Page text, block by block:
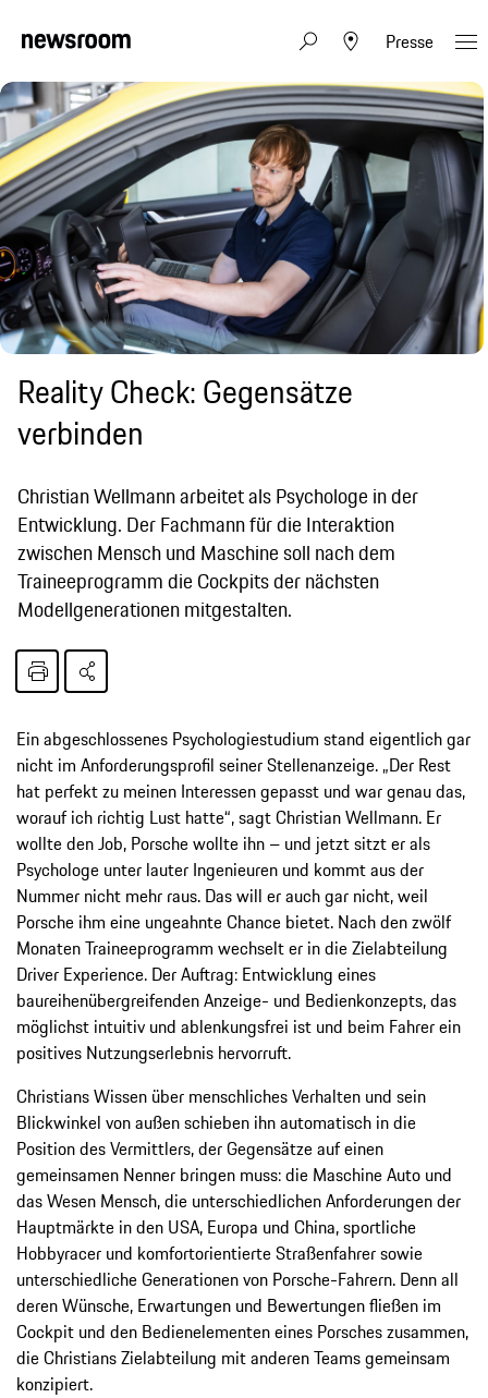
Presse
Reality Check: Gegensätze
verbinden
Christian Wellmann arbeitet als Psychologe in der
Entwicklung. Der Fachmann für die Interaktion
zwischen Mensch und Maschine soll nach dem
Traineeprogramm die Cockpits der nächsten
Modellgenerationen mitgestalten.
Ein abgeschlossenes Psychologiestudium stand eigentlich gar
nicht im Anforderungsprofil seiner Stellenanzeige. „Der Rest
hat perfekt zu meinen Interessen gepasst und war genau das,
worauf ich richtig Lust hatte“, sagt Christian Wellmann. Er
wollte den Job, Porsche wollte ihn – und jetzt sitzt er als
Psychologe unter lauter Ingenieuren und kommt aus der
Nummer nicht mehr raus. Das will er auch gar nicht, weil
Porsche ihm eine ungeahnte Chance bietet. Nach den zwölf
Monaten Traineeprogramm wechselt er in die Zielabteilung
Driver Experience. Der Auftrag: Entwicklung eines
baureihenübergreifenden Anzeige- und Bedienkonzepts, das
möglichst intuitiv und ablenkungsfrei ist und beim Fahrer ein
positives Nutzungserlebnis hervorruft.
Christians Wissen über menschliches Verhalten und sein
Blickwinkel von außen schieben ihn automatisch in die
Position des Vermittlers, der Gegensätze auf einen
gemeinsamen Nenner bringen muss: die Maschine Auto und
das Wesen Mensch, die unterschiedlichen Anforderungen der
Hauptmärkte in den USA, Europa und China, sportliche
Hobbyracer und komfortorientierte Straßenfahrer sowie
unterschiedliche Generationen von Porsche-Fahrern. Denn all
deren Wünsche, Erwartungen und Bewertungen fließen im
Cockpit und den Bedienelementen eines Porsches zusammen,
die Christians Zielabteilung mit anderen Teams gemeinsam
konzipiert.